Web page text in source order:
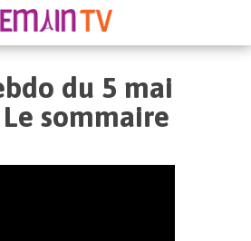
du 5 mai
sommaire